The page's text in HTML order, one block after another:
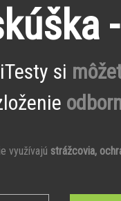
si
využívajú strážcovia,